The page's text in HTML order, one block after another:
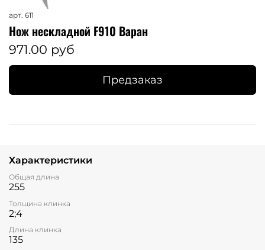
арт. 611
Нож нескладной F910 Варан
971.00 руб
Предзаказ
Характеристики
Общая длина
255
Толщина клинка
2;4
Длина клинка
135